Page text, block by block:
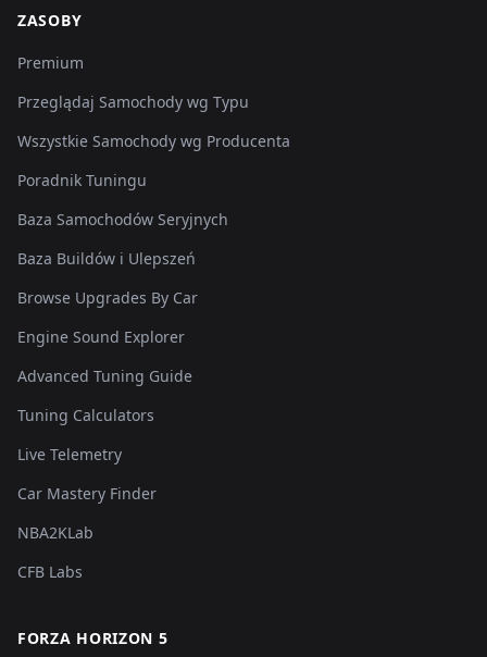
ZASOBY
Premium
Przeglądaj Samochody wg Typu
Wszystkie Samochody wg Producenta
Poradnik Tuningu
Baza Samochodów Seryjnych
Baza Buildów i Ulepszeń
Browse Upgrades By Car
Engine Sound Explorer
Advanced Tuning Guide
Tuning Calculators
Live Telemetry
Car Mastery Finder
NBA2KLab
CFB Labs
FORZA HORIZON 5